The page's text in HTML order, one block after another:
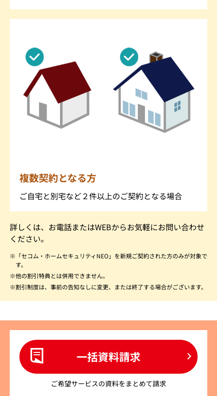
複数契約となる方
ご自宅と別宅など２件以上のご契約となる場合
詳しくは、お電話またはWEBからお気軽にお問い合わせ
ください。
「セコム・ホームセキュリティNEO」を新規ご契約された方のみが対象で
す。
他の割引特典とは併用できません。
割引制度は、事前の告知なしに変更、または終了する場合がございます。
一括資料請求
ご希望サービスの資料をまとめて請求